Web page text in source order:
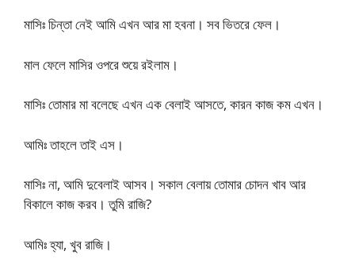
মাসিঃ চিন্তা নেই আমি এখন আর মা হবনা। সব ভিতরে ফেল।
মাল ফেলে মাসির ওপরে শুয়ে রইলাম।
মাসিঃ তোমার মা বলেছে এখন এক বেলাই আসতে, কারন কাজ কম এখন।
আমিঃ তাহলে তাই এস।
মাসিঃ না, আমি দুবেলাই আসব। সকাল বেলায় তোমার চোদন খাব আর
বিকালে কাজ করব। তুমি রাজি?
আমিঃ হ্যা, খুব রাজি।